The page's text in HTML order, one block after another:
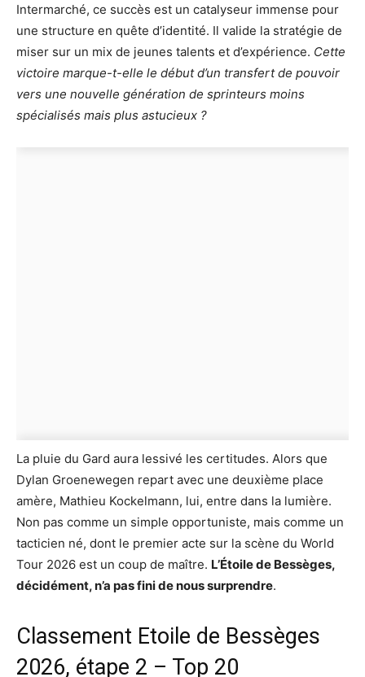
Intermarché, ce succès est un catalyseur immense pour
une structure en quête d’identité. Il valide la stratégie de
miser sur un mix de jeunes talents et d’expérience. Cette
victoire marque-t-elle le début d’un transfert de pouvoir
vers une nouvelle génération de sprinteurs moins
spécialisés mais plus astucieux ?
La pluie du Gard aura lessivé les certitudes. Alors que
Dylan Groenewegen repart avec une deuxième place
amère, Mathieu Kockelmann, lui, entre dans la lumière.
Non pas comme un simple opportuniste, mais comme un
tacticien né, dont le premier acte sur la scène du World
Tour 2026 est un coup de maître. L’Étoile de Bessèges,
décidément, n’a pas fini de nous surprendre.
Classement Etoile de Bessèges
2026, étape 2 – Top 20